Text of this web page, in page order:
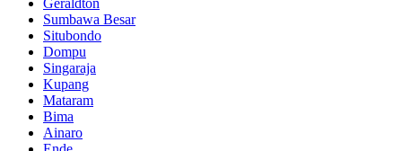
Geraldton
Sumbawa Besar
Situbondo
Dompu
Singaraja
Kupang
Mataram
Bima
Ainaro